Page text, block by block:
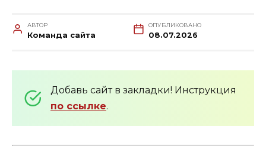
АВТОР
Команда сайта
ОПУБЛИКОВАНО
08.07.2026
Добавь сайт в закладки! Инструкция
по ссылке.